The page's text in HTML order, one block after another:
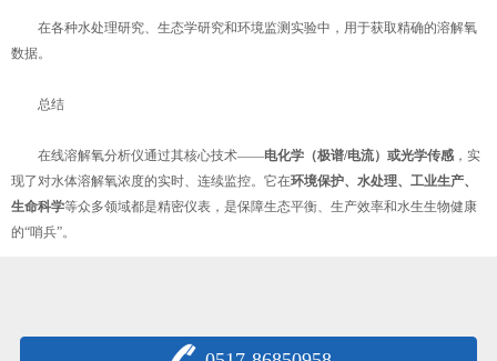
在各种水处理研究、生态学研究和环境监测实验中，用于获取精确的溶解氧
数据。
总结
在线溶解氧分析仪通过其核心技术——电化学（极谱/电流）或光学传感 ，实
现了对水体溶解氧浓度的实时、连续监控。它在环境保护、水处理、工业生产、
生命科学等众多领域都是精密仪表，是保障生态平衡、生产效率和水生生物健康
的“哨兵”。